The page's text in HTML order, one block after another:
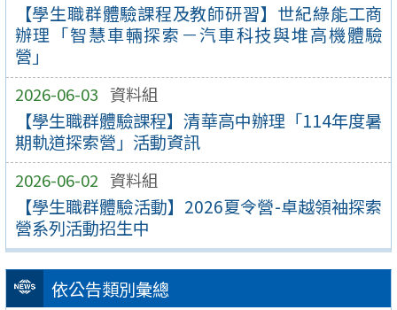
【學生職群體驗課程及教師研習】世紀綠能工商
辦理「智慧車輛探索－汽車科技與堆高機體驗
營」
2026-06-03 資料組
【學生職群體驗課程】清華高中辦理「114年度暑
期軌道探索營」活動資訊
2026-06-02 資料組
【學生職群體驗活動】2026夏令營-卓越領袖探索
營系列活動招生中
依公告類別彙總